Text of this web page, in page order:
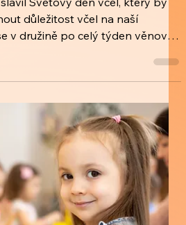
a výlet do Marlenky
slavil Světový den včel, který by
důležitost včel na naší
o včelách, jejich životě a
Zahráli jsme si pexeso a
k medu. A nebyl by to týden
nevyrazili do Marlenky na
:-) Více ve fotogalerii a na